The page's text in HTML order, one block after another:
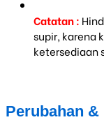
Catatan :
supir, karena
ketersediaan
Perubahan &